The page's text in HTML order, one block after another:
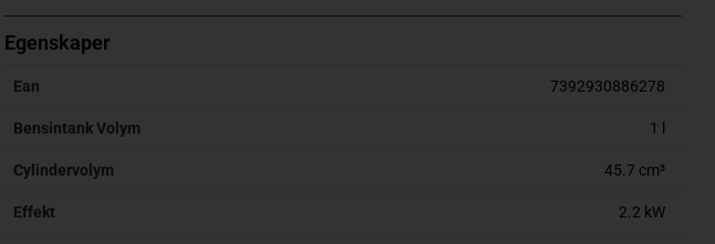
Egenskaper
Ean 7392930886278
Bensintank Volym 1 l
Cylindervolym 45.7 cm³
Effekt 2.2 kW